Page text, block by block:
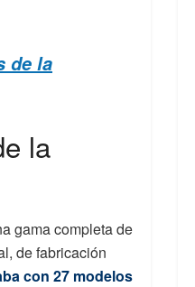
de la
la
gama completa de
de fabricación
con 27 modelos